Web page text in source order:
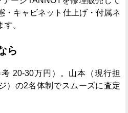
・キャビネット仕上げ・付属ネ
。
ら
20-30万円）。山本（現行担
）の2名体制でスムーズに査定